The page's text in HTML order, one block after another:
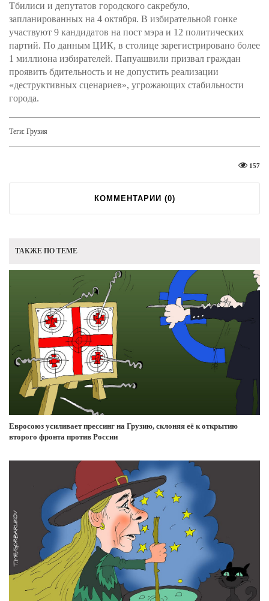
Тбилиси и депутатов городского сакребуло,
запланированных на 4 октября. В избирательной гонке
участвуют 9 кандидатов на пост мэра и 12 политических
партий. По данным ЦИК, в столице зарегистрировано более
1 миллиона избирателей. Папуашвили призвал граждан
проявить бдительность и не допустить реализации
«деструктивных сценариев», угрожающих стабильности
города.
Теги: Грузия
157
КОММЕНТАРИИ (0)
ТАКЖЕ ПО ТЕМЕ
Евросоюз усиливает прессинг на Грузию, склоняя её к открытию
второго фронта против России